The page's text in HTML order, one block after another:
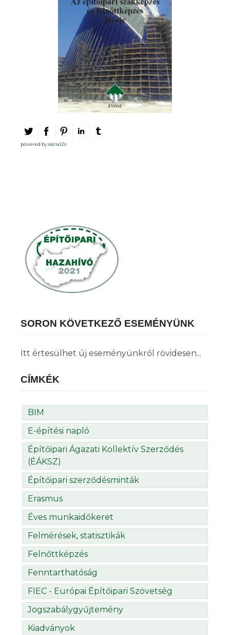
powered bysocial2s
SORON KÖVETKEZŐ ESEMÉNYÜNK
Itt értesülhet új eseményünkről rövidesen...
CÍMKÉK
BIM
E-építési napló
Építőipari Ágazati Kollektív Szerződés
(ÉÁKSZ)
Építőipari szerződésminták
Erasmus
Éves munkaidőkeret
Felmérések, statisztikák
Felnőttképzés
Fenntarthatóság
FIEC - Európai Építőipari Szövetség
Jogszabálygyűjtemény
Kiadványok